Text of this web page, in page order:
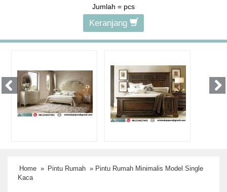
Jumlah = pcs
Keranjang
Home » Pintu Rumah » Pintu Rumah Minimalis Model Single
Kaca